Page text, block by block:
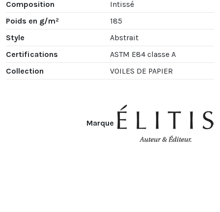
Composition
Intissé
Poids en g/m²
185
Style
Abstrait
Certifications
ASTM E84 classe A
Collection
VOILES DE PAPIER
Marque